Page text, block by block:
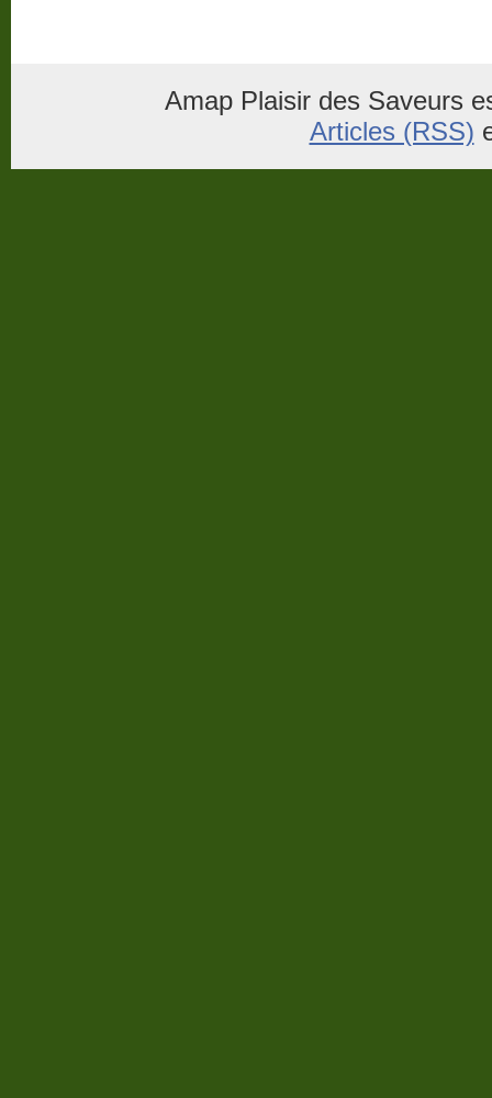
Amap Plaisir des Saveurs
Articles (RSS)